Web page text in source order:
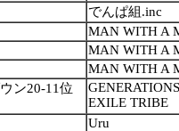
でんぱ組.inc
MAN WITH A
MAN WITH A
MAN WITH A
ン20-11位
EXILE TRIBE
Uru